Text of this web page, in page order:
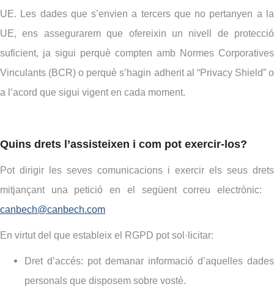
UE. Les dades que s’envien a tercers que no pertanyen a la
UE, ens assegurarem que ofereixin un nivell de protecció
suficient, ja sigui perquè compten amb Normes Corporatives
Vinculants (BCR) o perquè s’hagin adherit al “Privacy Shield” o
a l’acord que sigui vigent en cada moment.
Quins drets l’assisteixen i com pot exercir-los?
Pot dirigir les seves comunicacions i exercir els seus drets
mitjançant una petició en el següent correu electrònic:
canbech@canbech.com
En virtut del que estableix el RGPD pot sol·licitar:
Dret d’accés: pot demanar informació d’aquelles dades
personals que disposem sobre vostè.